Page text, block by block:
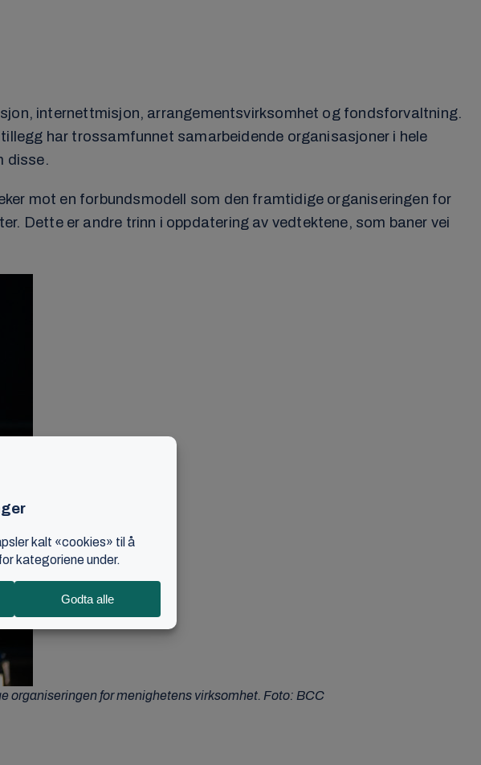
internettmisjon, arrangementsvirksomhet og fondsforvaltning.
har trossamfunnet samarbeidende organisasjoner i hele
disse.
mot en forbundsmodell som den framtidige organiseringen for
Dette er andre trinn i oppdatering av vedtektene, som baner vei
organiseringen for menighetens virksomhet. Foto: BCC